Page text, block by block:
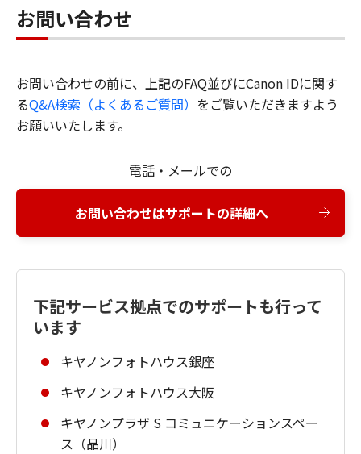
お問い合わせ
お問い合わせの前に、上記のFAQ並びにCanon IDに関す
るQ&A検索（よくあるご質問） をご覧いただきますよう
お願いいたします。
電話・メールでの
お問い合わせはサポートの詳細へ
下記サービス拠点でのサポートも行って
います
キヤノンフォトハウス銀座
キヤノンフォトハウス大阪
キヤノンプラザ S コミュニケーションスペー
ス（品川）